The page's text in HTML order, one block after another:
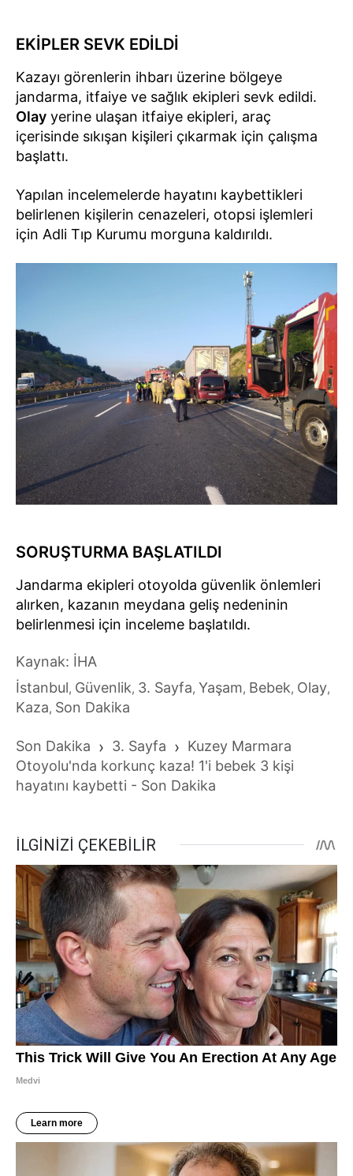
EKİPLER SEVK EDİLDİ
Kazayı görenlerin ihbarı üzerine bölgeye
jandarma, itfaiye ve sağlık ekipleri sevk edildi.
Olay yerine ulaşan itfaiye ekipleri, araç
içerisinde sıkışan kişileri çıkarmak için çalışma
başlattı.
Yapılan incelemelerde hayatını kaybettikleri
belirlenen kişilerin cenazeleri, otopsi işlemleri
için Adli Tıp Kurumu morguna kaldırıldı.
SORUŞTURMA BAŞLATILDI
Jandarma ekipleri otoyolda güvenlik önlemleri
alırken, kazanın meydana geliş nedeninin
belirlenmesi için inceleme başlatıldı.
Kaynak: İHA
İstanbul, Güvenlik, 3. Sayfa, Yaşam, Bebek, Olay,
Kaza, Son Dakika
Son Dakika › 3. Sayfa › Kuzey Marmara
Otoyolu'nda korkunç kaza! 1'i bebek 3 kişi
hayatını kaybetti - Son Dakika